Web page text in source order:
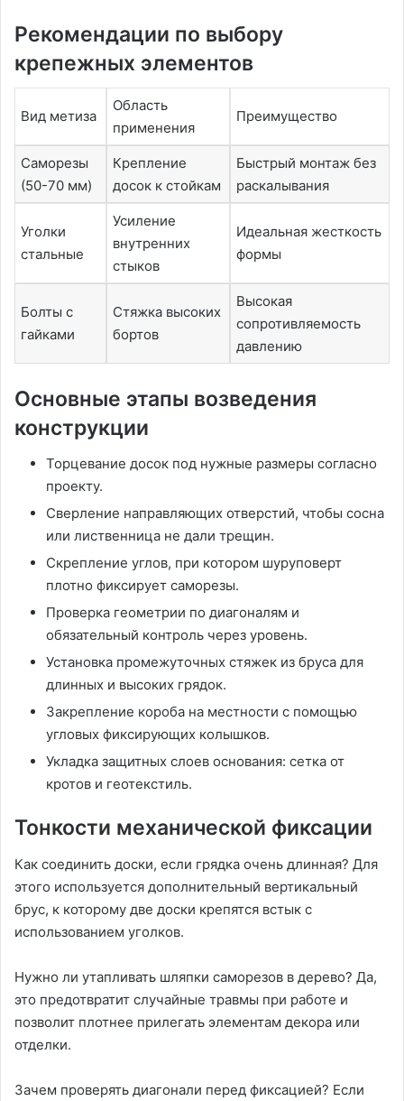
Рекомендации по выбору
крепежных элементов
Вид метиза
Область
применения
Преимущество
Саморезы
(50-70 мм)
Крепление
досок к стойкам
Быстрый монтаж без
раскалывания
Уголки
стальные
Усиление
внутренних
стыков
Идеальная жесткость
формы
Болты с
гайками
Стяжка высоких
бортов
Высокая
сопротивляемость
давлению
Основные этапы возведения
конструкции
Торцевание досок под нужные размеры согласно
проекту.
Сверление направляющих отверстий, чтобы сосна
или лиственница не дали трещин.
Скрепление углов, при котором шуруповерт
плотно фиксирует саморезы.
Проверка геометрии по диагоналям и
обязательный контроль через уровень.
Установка промежуточных стяжек из бруса для
длинных и высоких грядок.
Закрепление короба на местности с помощью
угловых фиксирующих колышков.
Укладка защитных слоев основания: сетка от
кротов и геотекстиль.
Тонкости механической фиксации
Как соединить доски, если грядка очень длинная? Для
этого используется дополнительный вертикальный
брус, к которому две доски крепятся встык с
использованием уголков.
Нужно ли утапливать шляпки саморезов в дерево? Да,
это предотвратит случайные травмы при работе и
позволит плотнее прилегать элементам декора или
отделки.
Зачем проверять диагонали перед фиксацией? Если